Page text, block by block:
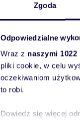
Zgoda
Odpowiedzialne
Wraz z naszymi
pliki cookie, w celu
oczekiwaniom
to robi.
Dowiedz się więcej